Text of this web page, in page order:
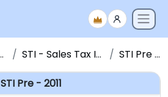
STI - Sales Tax Inspector STI Pre - 2011
STI Pre - 2011